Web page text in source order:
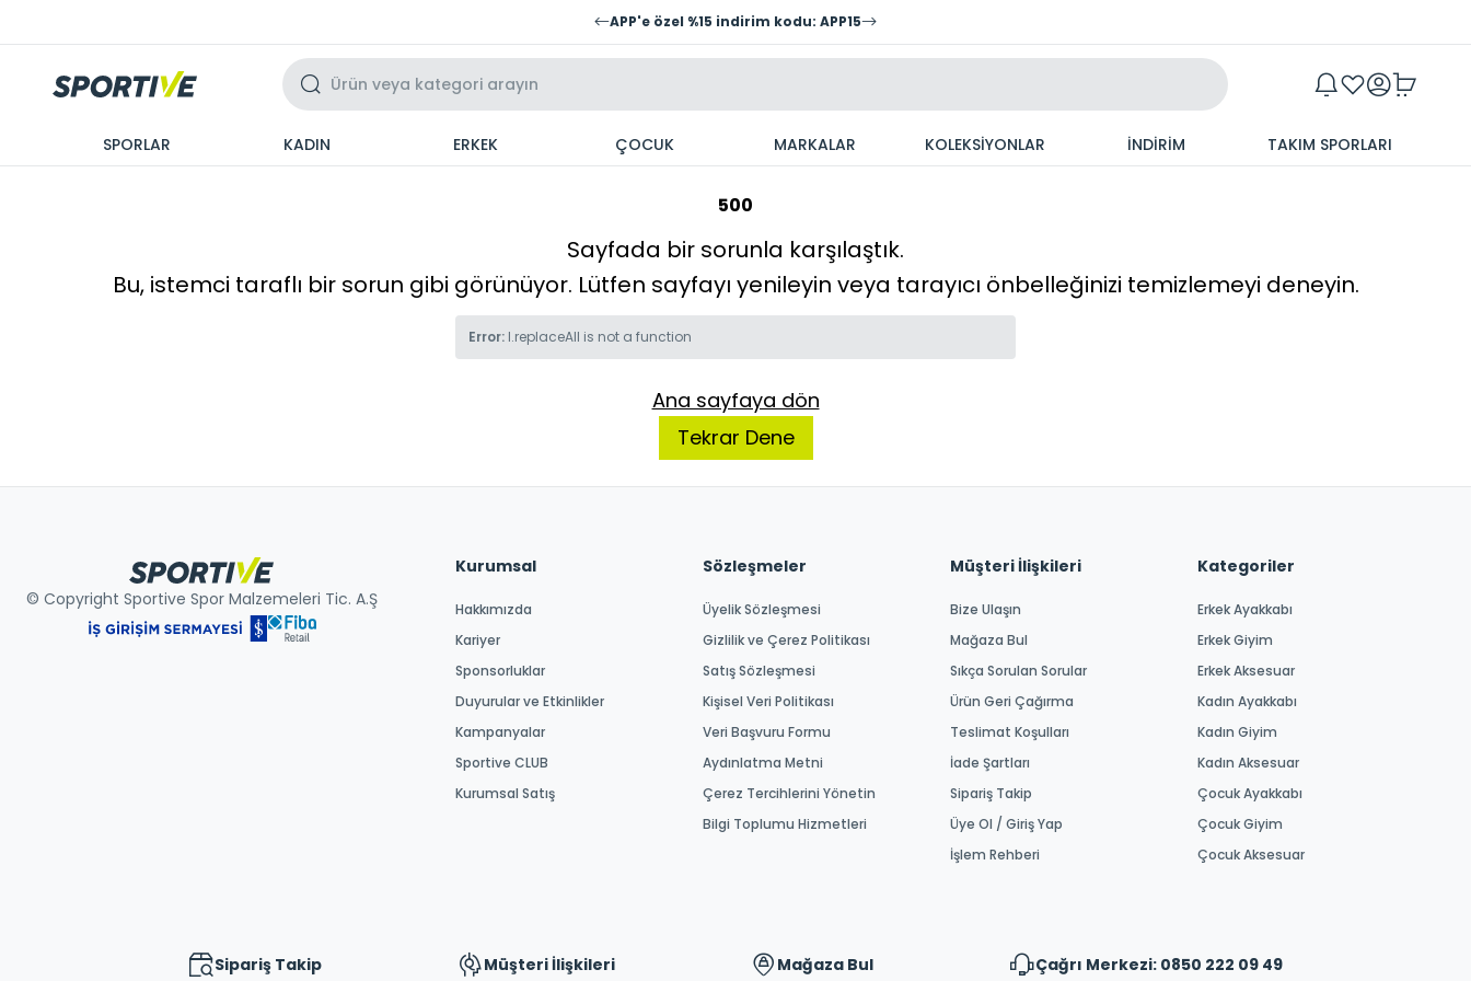
APP'e özel %15 indirim kodu: APP15
SPORLAR KADIN ERKEK ÇOCUK MARKALAR KOLEKSİYONLAR İNDİRİM TAKIM SPORLARI
500
Sayfada bir sorunla karşılaştık.
Bu, istemci taraflı bir sorun gibi görünüyor. Lütfen sayfayı yenileyin veya tarayıcı önbelleğinizi temizlemeyi deneyin.
Error: l.replaceAll is not a function
Ana sayfaya dön
Tekrar Dene
© Copyright Sportive Spor Malzemeleri Tic. A.Ş
Kurumsal
Hakkımızda
Kariyer
Sponsorluklar
Duyurular ve Etkinlikler
Kampanyalar
Sportive CLUB
Kurumsal Satış
Sözleşmeler
Üyelik Sözleşmesi
Gizlilik ve Çerez Politikası
Satış Sözleşmesi
Kişisel Veri Politikası
Veri Başvuru Formu
Aydınlatma Metni
Çerez Tercihlerini Yönetin
Bilgi Toplumu Hizmetleri
Müşteri İlişkileri
Bize Ulaşın
Mağaza Bul
Sıkça Sorulan Sorular
Ürün Geri Çağırma
Teslimat Koşulları
İade Şartları
Sipariş Takip
Üye Ol / Giriş Yap
İşlem Rehberi
Kategoriler
Erkek Ayakkabı
Erkek Giyim
Erkek Aksesuar
Kadın Ayakkabı
Kadın Giyim
Kadın Aksesuar
Çocuk Ayakkabı
Çocuk Giyim
Çocuk Aksesuar
Sipariş Takip Müşteri İlişkileri Mağaza Bul Çağrı Merkezi: 0850 222 09 49